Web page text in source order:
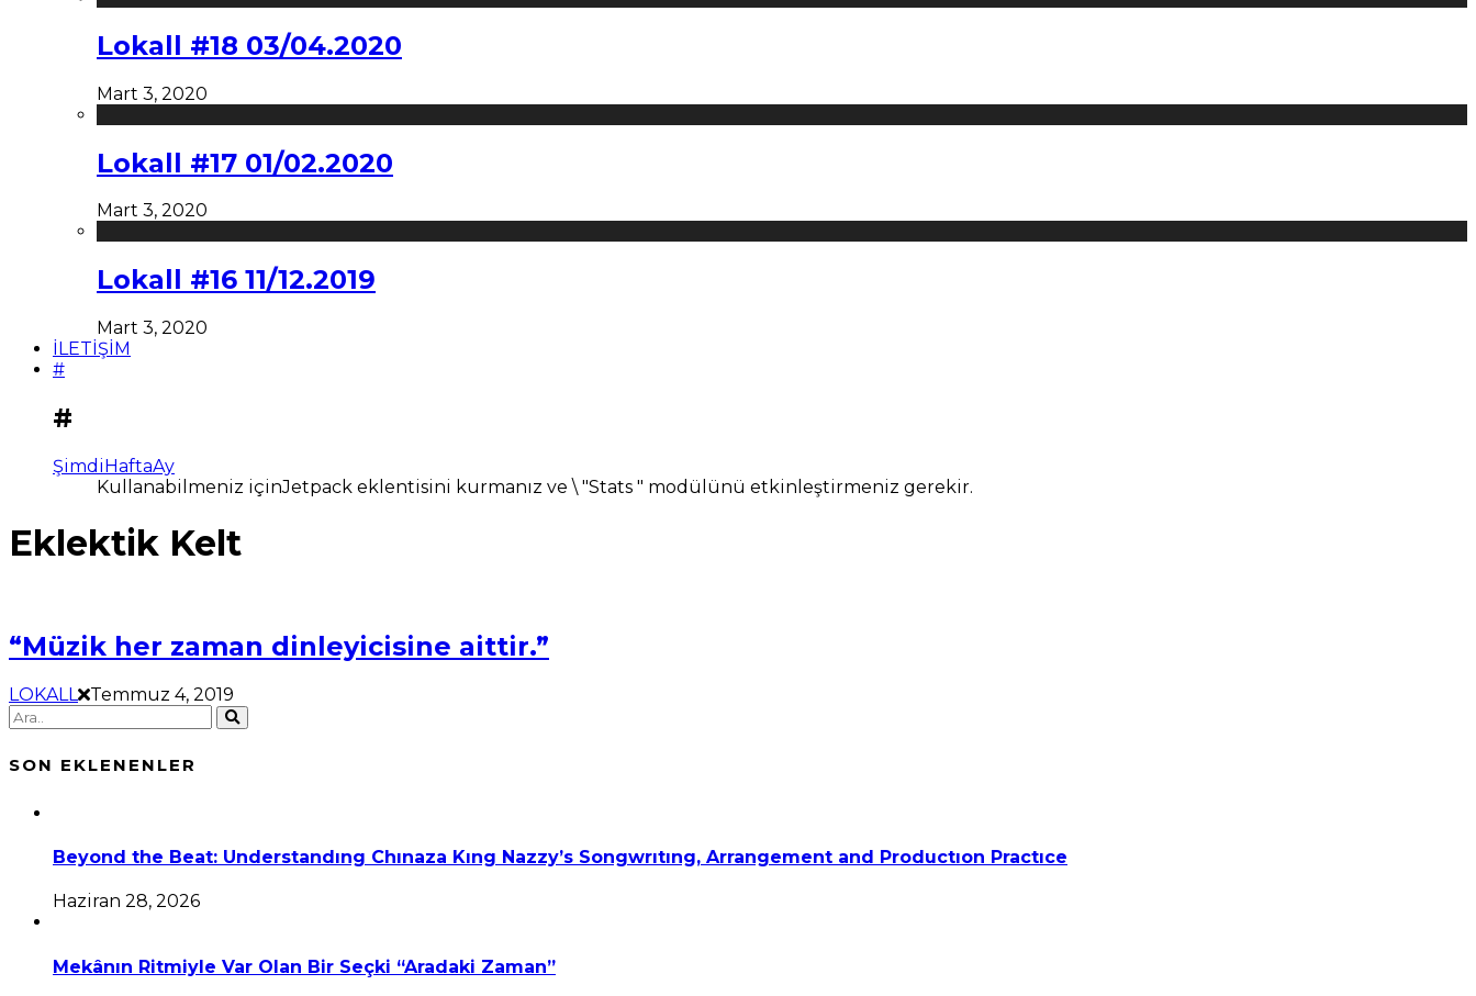
Lokall #18 03/04.2020
Mart 3, 2020
Lokall #17 01/02.2020
Mart 3, 2020
Lokall #16 11/12.2019
Mart 3, 2020
İLETİŞİM
#
#
ŞimdiHaftaAy
Kullanabilmeniz içinJetpack eklentisini kurmanız ve \ "Stats " modülünü etkinleştirmeniz gerekir.
Eklektik Kelt
“Müzik her zaman dinleyicisine aittir.”
LOKALL Temmuz 4, 2019
SON EKLENENLER
Beyond the Beat: Understandıng Chınaza Kıng Nazzy’s Songwrıtıng, Arrangement and Productıon Practıce
Haziran 28, 2026
Mekânın Ritmiyle Var Olan Bir Seçki “Aradaki Zaman”